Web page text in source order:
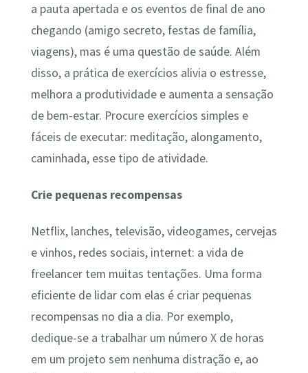
a pauta apertada e os eventos de final de ano
chegando (amigo secreto, festas de família,
viagens), mas é uma questão de saúde. Além
disso, a prática de exercícios alivia o estresse,
melhora a produtividade e aumenta a sensação
de bem-estar. Procure exercícios simples e
fáceis de executar: meditação, alongamento,
caminhada, esse tipo de atividade.
Crie pequenas recompensas
Netflix, lanches, televisão, videogames, cervejas
e vinhos, redes sociais, internet: a vida de
freelancer tem muitas tentações. Uma forma
eficiente de lidar com elas é criar pequenas
recompensas no dia a dia. Por exemplo,
dedique-se a trabalhar um número X de horas
em um projeto sem nenhuma distração e, ao